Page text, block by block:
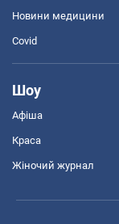
Новини медицини
Covid
Шоу
Афіша
Краса
Жіночий журнал